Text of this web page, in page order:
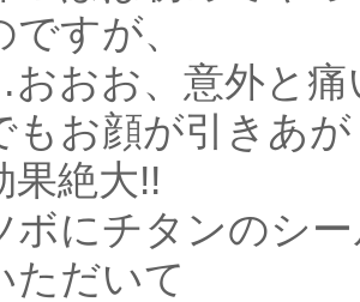
ですが、
おお、意外と痛
もお顔が引きあ
果絶大!!
ボにチタンのシ
ただいて